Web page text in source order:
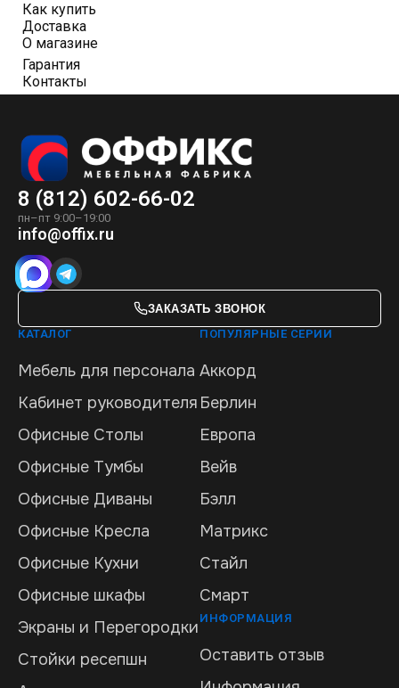
Как купить
Доставка
О магазине
Гарантия
Контакты
8 (812) 602-66-02
пн–пт 9:00–19:00
info@offix.ru
ЗАКАЗАТЬ ЗВОНОК
КАТАЛОГ
Мебель для персонала
Кабинет руководителя
Офисные Столы
Офисные Тумбы
Офисные Диваны
Офисные Кресла
Офисные Кухни
Офисные шкафы
Экраны и Перегородки
Стойки ресепшн
ПОПУЛЯРНЫЕ СЕРИИ
Аккорд
Берлин
Европа
Вейв
Бэлл
Матрикс
Стайл
Смарт
ИНФОРМАЦИЯ
Оставить отзыв